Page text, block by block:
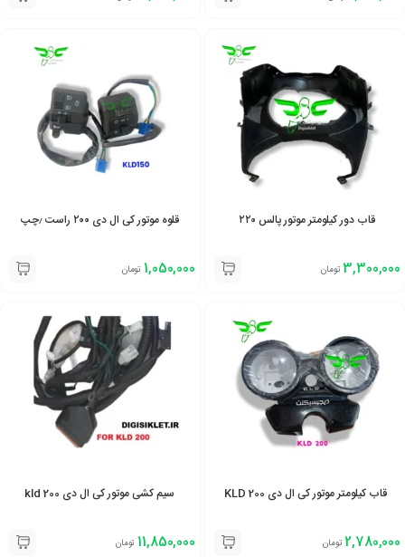
قاب دور کیلومتر موتور پالس ۲۲۰
3,300,000 تومان
قلوه موتور کی ال دی ۲۰۰ راست ٫چپ
1,050,000 تومان
قاب کیلومتر موتور کی ال دی 200 KLD
2,780,000 تومان
سیم کشی موتور کی ال دی 200 kld
11,850,000 تومان